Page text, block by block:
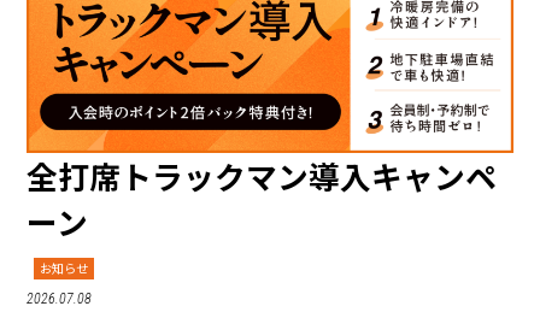
全打席トラックマン導入キャンペ
ーン
お知らせ
2026.07.08